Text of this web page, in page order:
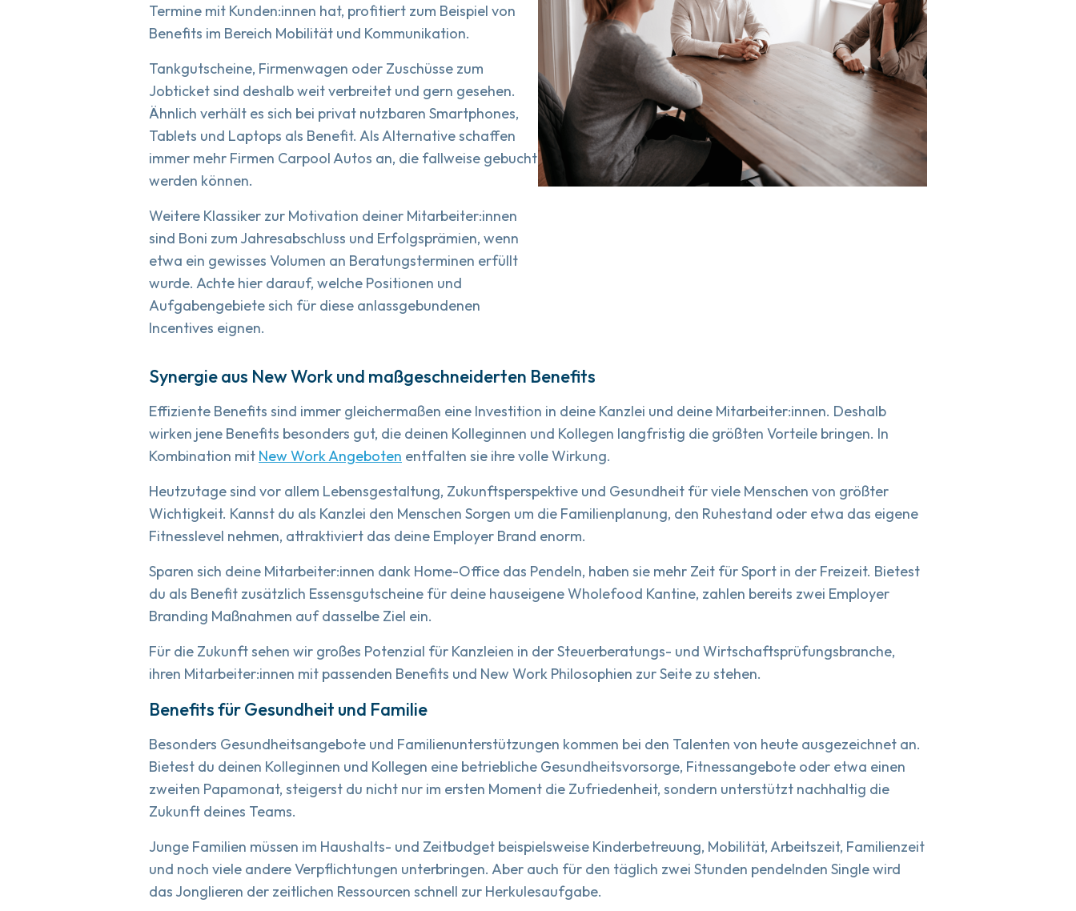
Termine mit Kunden:innen hat, profitiert zum Beispiel von
Benefits im Bereich Mobilität und Kommunikation.
Tankgutscheine, Firmenwagen oder Zuschüsse zum
Jobticket sind deshalb weit verbreitet und gern gesehen.
Ähnlich verhält es sich bei privat nutzbaren Smartphones,
Tablets und Laptops als Benefit. Als Alternative schaffen
immer mehr Firmen Carpool Autos an, die fallweise gebucht
werden können.
Weitere Klassiker zur Motivation deiner Mitarbeiter:innen
sind Boni zum Jahresabschluss und Erfolgsprämien, wenn
etwa ein gewisses Volumen an Beratungsterminen erfüllt
wurde. Achte hier darauf, welche Positionen und
Aufgabengebiete sich für diese anlassgebundenen
Incentives eignen.
Synergie aus New Work und maßgeschneiderten Benefits
Effiziente Benefits sind immer gleichermaßen eine Investition in deine Kanzlei und deine Mitarbeiter:innen. Deshalb
wirken jene Benefits besonders gut, die deinen Kolleginnen und Kollegen langfristig die größten Vorteile bringen. In
Kombination mit New Work Angeboten entfalten sie ihre volle Wirkung.
Heutzutage sind vor allem Lebensgestaltung, Zukunftsperspektive und Gesundheit für viele Menschen von größter
Wichtigkeit. Kannst du als Kanzlei den Menschen Sorgen um die Familienplanung, den Ruhestand oder etwa das eigene
Fitnesslevel nehmen, attraktiviert das deine Employer Brand enorm.
Sparen sich deine Mitarbeiter:innen dank Home-Office das Pendeln, haben sie mehr Zeit für Sport in der Freizeit. Bietest
du als Benefit zusätzlich Essensgutscheine für deine hauseigene Wholefood Kantine, zahlen bereits zwei Employer
Branding Maßnahmen auf dasselbe Ziel ein.
Für die Zukunft sehen wir großes Potenzial für Kanzleien in der Steuerberatungs- und Wirtschaftsprüfungsbranche,
ihren Mitarbeiter:innen mit passenden Benefits und New Work Philosophien zur Seite zu stehen.
Benefits für Gesundheit und Familie
Besonders Gesundheitsangebote und Familienunterstützungen kommen bei den Talenten von heute ausgezeichnet an.
Bietest du deinen Kolleginnen und Kollegen eine betriebliche Gesundheitsvorsorge, Fitnessangebote oder etwa einen
zweiten Papamonat, steigerst du nicht nur im ersten Moment die Zufriedenheit, sondern unterstützt nachhaltig die
Zukunft deines Teams.
Junge Familien müssen im Haushalts- und Zeitbudget beispielsweise Kinderbetreuung, Mobilität, Arbeitszeit, Familienzeit
und noch viele andere Verpflichtungen unterbringen. Aber auch für den täglich zwei Stunden pendelnden Single wird
das Jonglieren der zeitlichen Ressourcen schnell zur Herkulesaufgabe.